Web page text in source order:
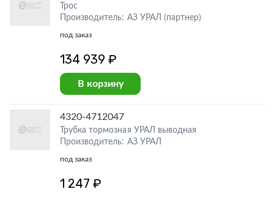
Трос
Производитель: АЗ УРАЛ (партнер)
под заказ
134 939 ₽
В корзину
4320-4712047
Трубка тормозная УРАЛ выводная
Производитель: АЗ УРАЛ
под заказ
1 247 ₽